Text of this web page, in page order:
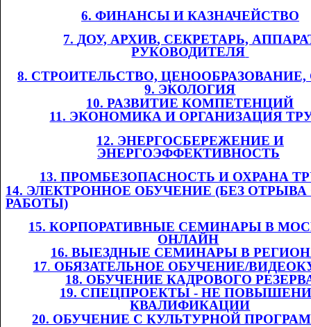
6. ФИНАНСЫ И КАЗНАЧЕЙСТВО
7. ​​ДОУ, ​​ АРХИВ, СЕКРЕТАРЬ,
РУКОВОДИТЕЛЯ
8. СТРОИТЕЛЬСТВО,
9. ЭКОЛОГИЯ
10. РАЗВИТИЕ КОМПЕТЕНЦИЙ
11. ЭКОНОМИКА И ОРГАНИЗАЦИЯ
12. ЭНЕРГОСБЕРЕЖЕНИЕ И
ЭНЕРГОЭФФЕКТИВНОСТЬ
13. ПРОМБЕЗОПАСНОСТЬ И ОХРАНА
14. ЭЛЕКТРОННОЕ ОБУЧЕНИЕ (БЕЗ ОТРЫВА
РАБОТЫ)
15. КОРПОРАТИВНЫЕ СЕМИНАРЫ В
ОНЛАЙН
16. ВЫЕЗДНЫЕ СЕМИНАРЫ В
17.​​ ОБЯЗАТЕЛЬНОЕ ОБУЧЕНИЕ/
18. ОБУЧЕНИЕ КАДРОВОГО
19. СПЕЦПРОЕКТЫ - НЕ
КВАЛИФИКАЦИИ
20. ОБУЧЕНИЕ С КУЛЬТУРНОЙ